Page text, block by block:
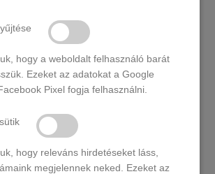
hogy a weboldalt felhasználó barát
Ezeket az adatokat a Google
Pixel fogja felhasználni.
hogy releváns hirdetéseket láss,
megjelennek neked. Ezeket az